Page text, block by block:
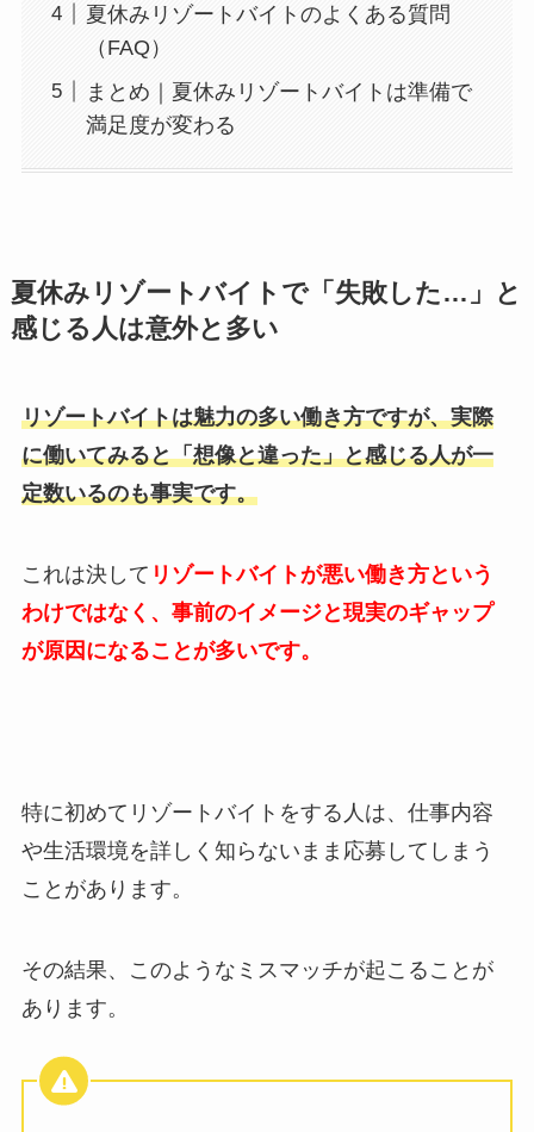
夏休みリゾートバイトのよくある質問
（FAQ）
まとめ｜夏休みリゾートバイトは準備で
満足度が変わる
夏休みリゾートバイトで「失敗した … 」と
感じる人は意外と多い
リゾートバイトは魅力の多い働き方ですが、実際
に働いてみると「想像と違った」と感じる人が一
定数いるのも事実です。
これは決して リゾートバイトが悪い働き方という
わけではなく、事前のイメージと現実のギャップ
が原因になることが多いです。
特に初めてリゾートバイトをする人は、仕事内容
や生活環境を詳しく知らないまま応募してしまう
ことがあります。
その結果、このようなミスマッチが起こることが
あります。